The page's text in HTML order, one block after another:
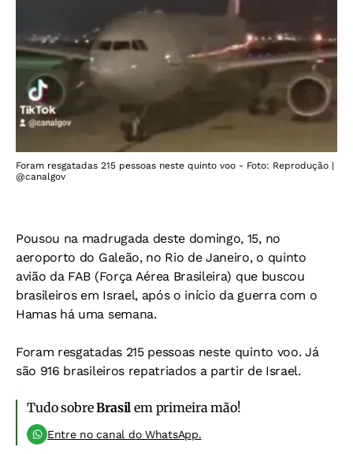
Foram resgatadas 215 pessoas neste quinto voo - Foto: Reprodução |
@canalgov
Pousou na madrugada deste domingo, 15, no
aeroporto do Galeão, no Rio de Janeiro, o quinto
avião da FAB (Força Aérea Brasileira) que buscou
brasileiros em Israel, após o início da guerra com o
Hamas há uma semana.
Foram resgatadas 215 pessoas neste quinto voo. Já
são 916 brasileiros repatriados a partir de Israel.
Tudo sobreBrasil em primeira mão!
Entre no canal do WhatsApp.